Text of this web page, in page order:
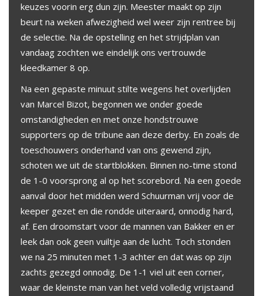
keuzes voorin erg dun zijn. Meester maakt op zijn
beurt na weken afwezigheid wel weer zijn rentree bij
de selectie. Na de opstelling en het strijdplan van
vandaag zochten we eindelijk ons vertrouwde
kleedkamer 8 op.
Na een gepaste minuut stilte wegens het overlijden
van Marcel Bizot, begonnen we onder goede
omstandigheden en met onze hondstrouwe
supporters op de tribune aan deze derby. En zoals de
toeschouwers onderhand van ons gewend zijn,
schoten we uit de startblokken. Binnen no-time stond
de 1-0 voorsprong al op het scorebord. Na een goede
aanval door het midden werd Schuurman vrij voor de
keeper gezet en die rondde uiteraard, onnodig hard,
af. Een droomstart voor de mannen van Bakker en er
leek dan ook geen vuiltje aan de lucht. Toch stonden
we na 25 minuten met 1-3 achter en dat was op zijn
zachts gezegd onnodig. De 1-1 viel uit een corner,
waar de kleinste man van het veld volledig vrijstaand